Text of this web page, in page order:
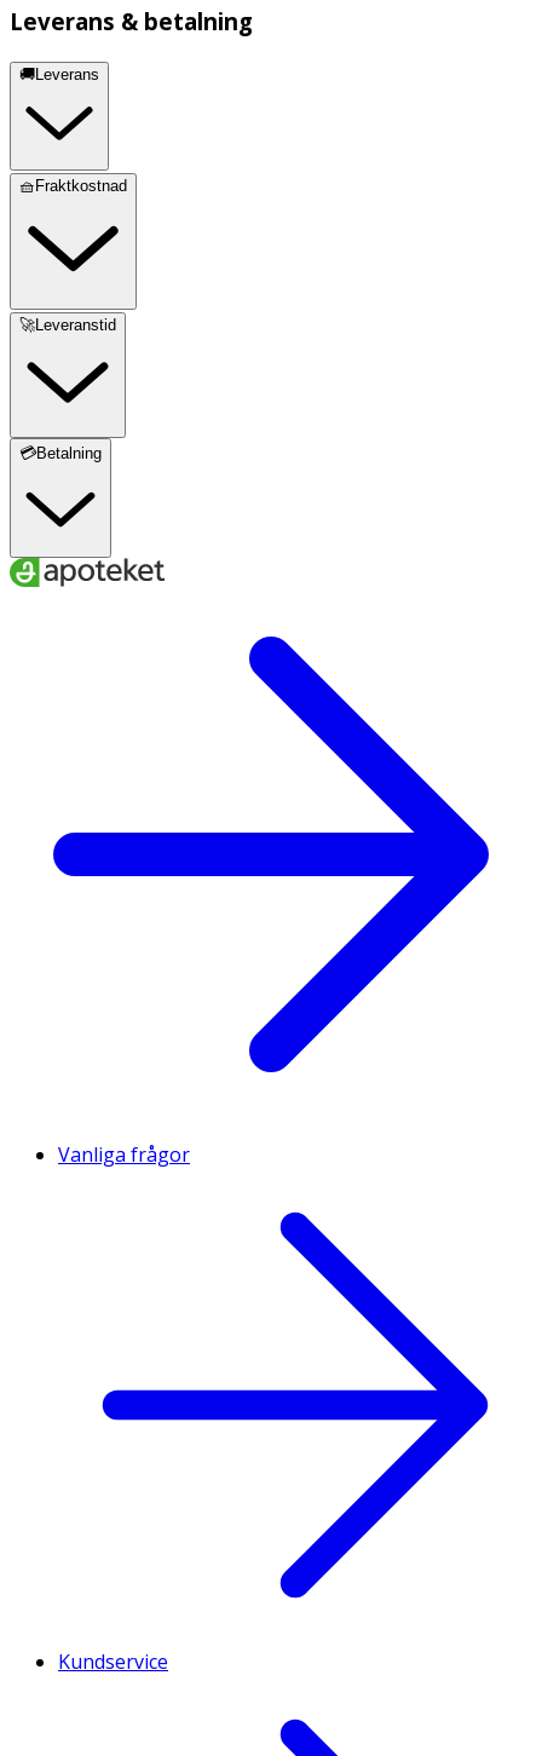
Leverans & betalning
🚚Leverans
🧺Fraktkostnad
🚀Leveranstid
💳Betalning
Vanliga frågor
Kundservice